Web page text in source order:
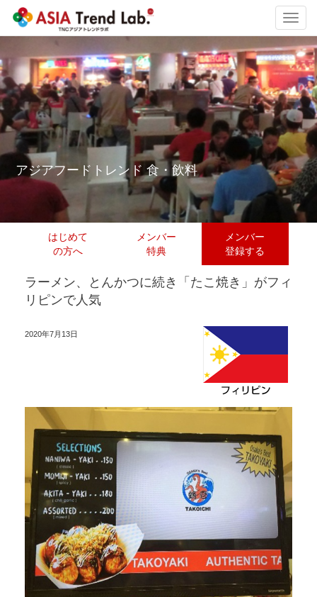
アジアフードトレンド 食・飲料
はじめて
の方へ
メンバー
特典
メンバー
登録する
ラーメン、とんかつに続き「たこ焼き」がフィ
リピンで人気
2020年7月13日